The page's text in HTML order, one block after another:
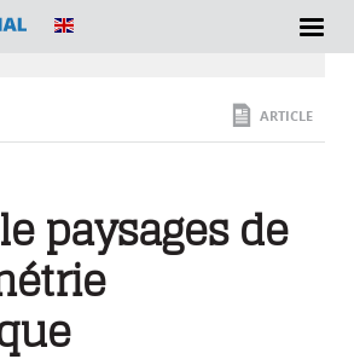
ARTICLE
paysages de